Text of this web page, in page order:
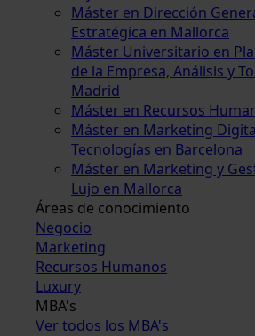
Máster en Dirección
Estratégica en Mallorca
Máster Universitario en
de la Empresa, Análisis y
Madrid
Máster en Recursos
Máster en Marketing
Tecnologías en Barcelona
Máster en Marketing y
Lujo en Mallorca
Áreas de conocimiento
Negocio
Marketing
Recursos Humanos
Luxury
MBA's
Ver todos los MBA's